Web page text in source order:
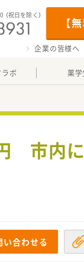
【
（祝日を除く）
企業の皆様へ
ボ 薬学
市内
合わせる